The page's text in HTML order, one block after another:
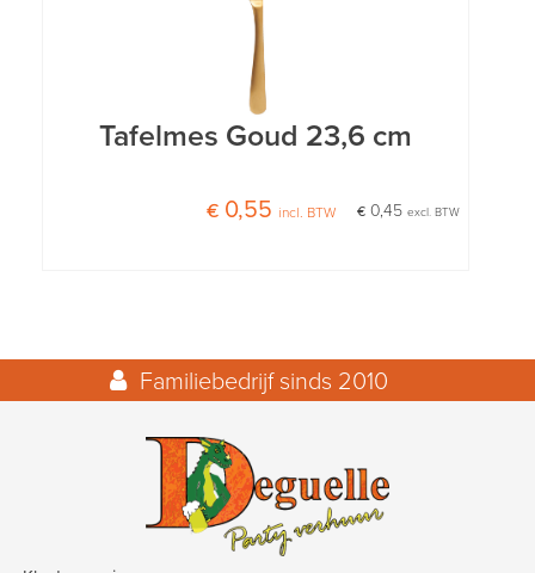
Tafelmes Goud 23,6 cm
€ 0,45excl. BTW
€ 0,55 incl. BTW
Familiebedrijf sinds 2010